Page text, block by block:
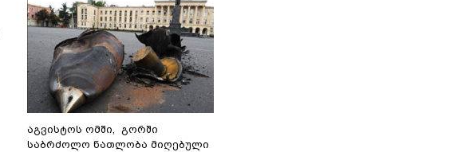
აგვისტოს ომში, გორში
საბრძოლო ნათლობა მიღებული